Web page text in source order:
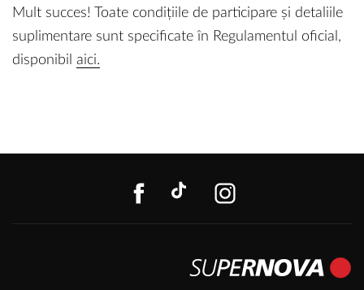
Mult succes! Toate condițiile de participare și detaliile
suplimentare sunt specificate în Regulamentul oficial,
disponibil aici.
FACEBOOK
TIKTOK